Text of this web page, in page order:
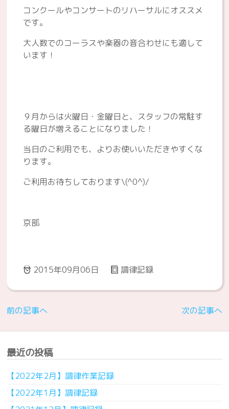
コンクールやコンサートのリハーサルにオススメ
です。
大人数でのコーラスや楽器の音合わせにも適して
います！
９月からは火曜日・金曜日と、スタッフの常駐す
る曜日が増えることになりました！
当日のご利用でも、よりお使いいただきやすくな
ります。
ご利用お待ちしております\(^0^)/
京部
2015年09月06日 調律記録
前の記事へ 次の記事へ
最近の投稿
【2022年2月】調律作業記録
【2022年1月】調律記録